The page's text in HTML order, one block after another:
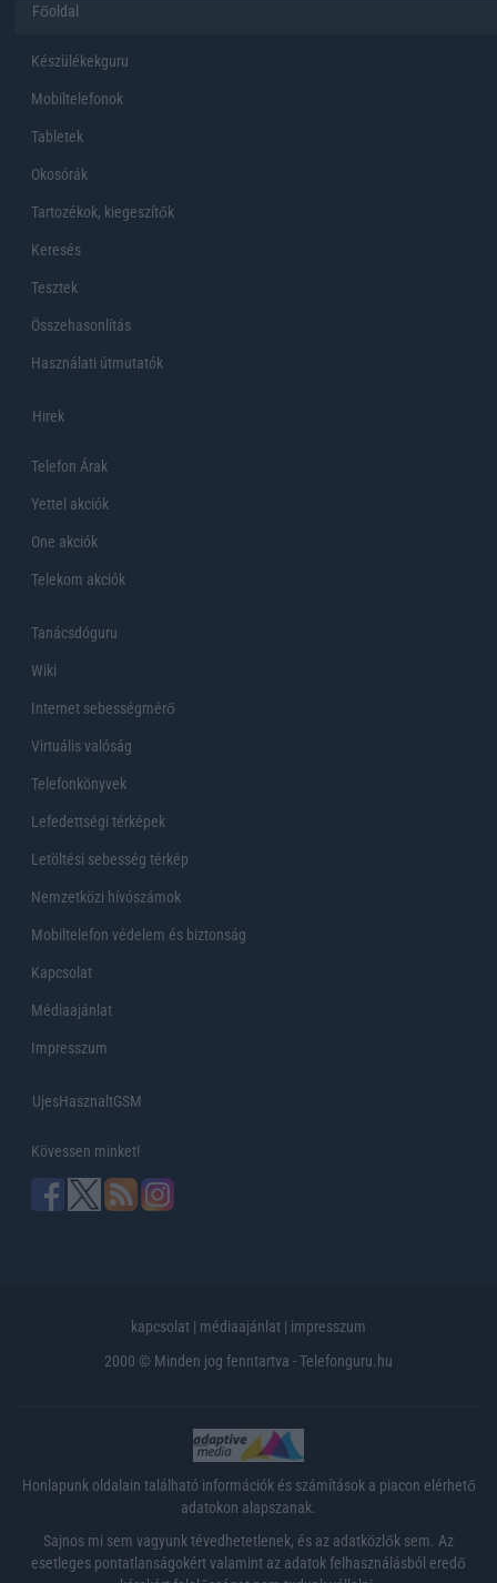
Főoldal
Készülékekguru
Mobiltelefonok
Tabletek
Okosórák
Tartozékok, kiegeszítők
Keresés
Tesztek
Összehasonlítás
Használati útmutatók
Hirek
Telefon Árak
Yettel akciók
One akciók
Telekom akciók
Tanácsdóguru
Wiki
Internet sebességmérő
Virtuális valóság
Telefonkönyvek
Lefedettségi térképek
Letöltési sebesség térkép
Nemzetközi hívószámok
Mobiltelefon védelem és biztonság
Kapcsolat
Médiaajánlat
Impresszum
UjesHasznaltGSM
Kövessen minket!
kapcsolat | médiaajánlat | impresszum
2000 © Minden jog fenntartva - Telefonguru.hu
Honlapunk oldalain található információk és számítások a piacon elérhető
adatokon alapszanak.
Sajnos mi sem vagyunk tévedhetetlenek, és az adatközlők sem. Az
esetleges pontatlanságokért valamint az adatok felhasználásból eredő